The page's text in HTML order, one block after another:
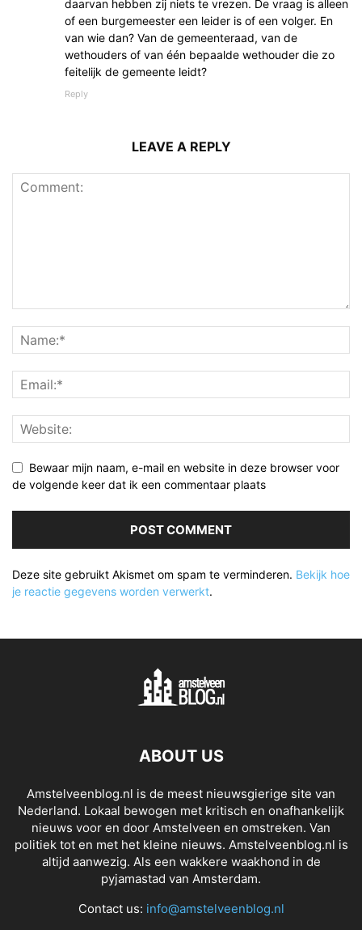
daarvan hebben zij niets te vrezen. De vraag is alleen
of een burgemeester een leider is of een volger. En
van wie dan? Van de gemeenteraad, van de
wethouders of van één bepaalde wethouder die zo
feitelijk de gemeente leidt?
Reply
LEAVE A REPLY
Bewaar mijn naam, e-mail en website in deze browser voor
de volgende keer dat ik een commentaar plaats
Deze site gebruikt Akismet om spam te verminderen. Bekijk hoe
je reactie gegevens worden verwerkt.
ABOUT US
Amstelveenblog.nl is de meest nieuwsgierige site van
Nederland. Lokaal bewogen met kritisch en onafhankelijk
nieuws voor en door Amstelveen en omstreken. Van
politiek tot en met het kleine nieuws. Amstelveenblog.nl is
altijd aanwezig. Als een wakkere waakhond in de
pyjamastad van Amsterdam.
Contact us: info@amstelveenblog.nl